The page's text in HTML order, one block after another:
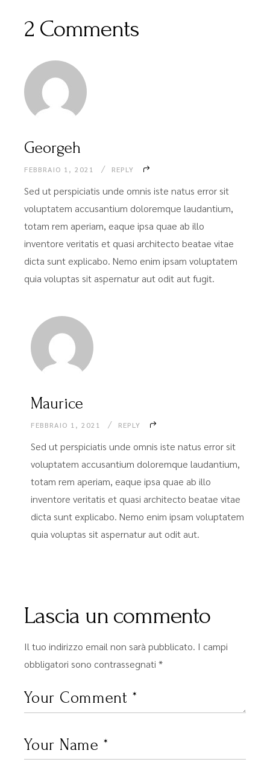
2 Comments
Georgeh
FEBBRAIO 1, 2021 REPLY
Sed ut perspiciatis unde omnis iste natus error sit
voluptatem accusantium doloremque laudantium,
totam rem aperiam, eaque ipsa quae ab illo
inventore veritatis et quasi architecto beatae vitae
dicta sunt explicabo. Nemo enim ipsam voluptatem
quia voluptas sit aspernatur aut odit aut fugit.
Maurice
FEBBRAIO 1, 2021 REPLY
Sed ut perspiciatis unde omnis iste natus error sit
voluptatem accusantium doloremque laudantium,
totam rem aperiam, eaque ipsa quae ab illo
inventore veritatis et quasi architecto beatae vitae
dicta sunt explicabo. Nemo enim ipsam voluptatem
quia voluptas sit aspernatur aut odit aut.
Lascia un commento
Il tuo indirizzo email non sarà pubblicato. I campi
obbligatori sono contrassegnati*